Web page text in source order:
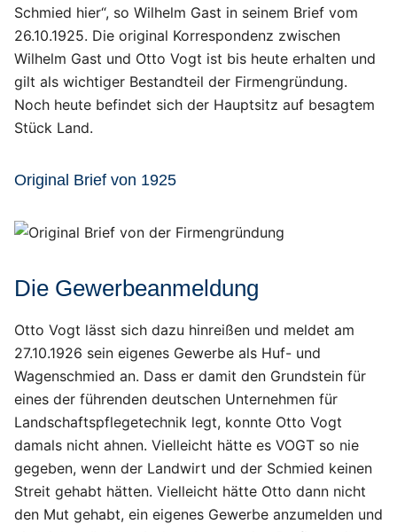
Schmied hier“, so Wilhelm Gast in seinem Brief vom
26.10.1925. Die original Korrespondenz zwischen
Wilhelm Gast und Otto Vogt ist bis heute erhalten und
gilt als wichtiger Bestandteil der Firmengründung.
Noch heute befindet sich der Hauptsitz auf besagtem
Stück Land.
Original Brief von 1925
Die Gewerbeanmeldung
Otto Vogt lässt sich dazu hinreißen und meldet am
27.10.1926 sein eigenes Gewerbe als Huf- und
Wagenschmied an. Dass er damit den Grundstein für
eines der führenden deutschen Unternehmen für
Landschaftspflegetechnik legt, konnte Otto Vogt
damals nicht ahnen. Vielleicht hätte es VOGT so nie
gegeben, wenn der Landwirt und der Schmied keinen
Streit gehabt hätten. Vielleicht hätte Otto dann nicht
den Mut gehabt, ein eigenes Gewerbe anzumelden und